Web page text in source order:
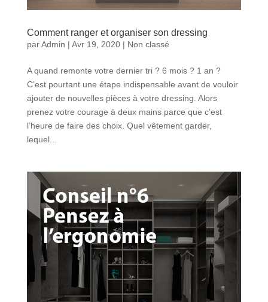
Comment ranger et organiser son dressing
parAdmin | Avr 19, 2020| Non classé
A quand remonte votre dernier tri ? 6 mois ? 1 an ?
C’est pourtant une étape indispensable avant de vouloir
ajouter de nouvelles pièces à votre dressing. Alors
prenez votre courage à deux mains parce que c’est
l’heure de faire des choix. Quel vêtement garder,
lequel...